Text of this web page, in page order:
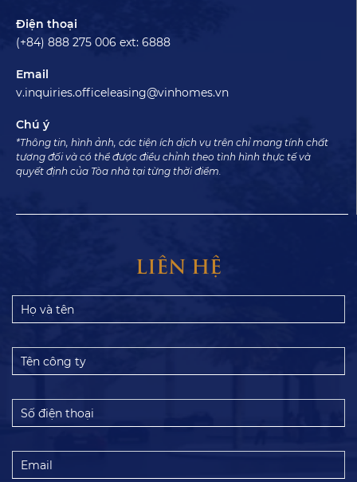
Điện thoại
(+84) 888 275 006 ext: 6888
Email
v.inquiries.officeleasing@vinhomes.vn
Chú ý
*Thông tin, hình ảnh, các tiện ích dịch vụ trên chỉ mang tính chất
tương đối và có thể được điều chỉnh theo tình hình thực tế và
quyết định của Tòa nhà tại từng thời điểm.
LIÊN HỆ
Họ
và
Tên
công
Số
điện
Email